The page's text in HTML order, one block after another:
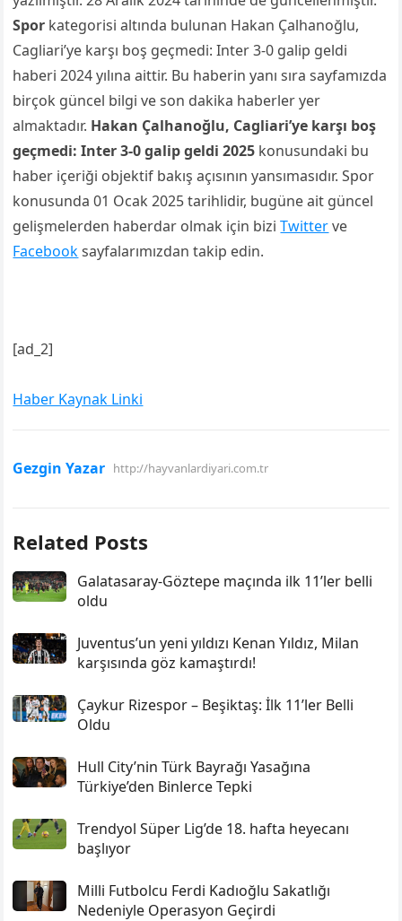
Spor kategorisi altında bulunan Hakan Çalhanoğlu,
Cagliari’ye karşı boş geçmedi: Inter 3-0 galip geldi
haberi 2024 yılına aittir. Bu haberin yanı sıra sayfamızda
birçok güncel bilgi ve son dakika haberler yer
almaktadır. Hakan Çalhanoğlu, Cagliari’ye karşı boş
geçmedi: Inter 3-0 galip geldi 2025 konusundaki bu
haber içeriği objektif bakış açısının yansımasıdır. Spor
konusunda 01 Ocak 2025 tarihlidir, bugüne ait güncel
gelişmelerden haberdar olmak için biziTwitterve
Facebooksayfalarımızdan takip edin.
[ad_2]
Haber Kaynak Linki
Gezgin Yazar http://hayvanlardiyari.com.tr
Related Posts
Galatasaray-Göztepe maçında ilk 11’ler belli
oldu
Juventus’un yeni yıldızı Kenan Yıldız, Milan
karşısında göz kamaştırdı!
Çaykur Rizespor – Beşiktaş: İlk 11’ler Belli
Oldu
Hull City’nin Türk Bayrağı Yasağına
Türkiye’den Binlerce Tepki
Trendyol Süper Lig’de 18. hafta heyecanı
başlıyor
Milli Futbolcu Ferdi Kadıoğlu Sakatlığı
Nedeniyle Operasyon Geçirdi